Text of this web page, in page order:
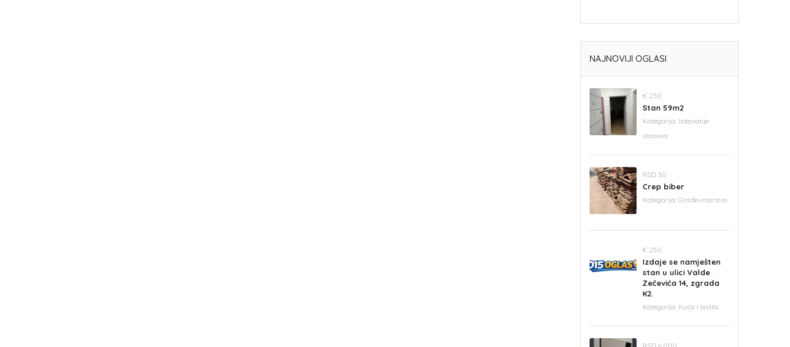
NAJNOVIJI OGLASI
€ 250
Stan 59m2
Kategorija: Izdavanje
stanova
RSD 30
Crep biber
Kategorija: Građevinarstvo
€ 250
Izdaje se namješten
stan u ulici Valde
Zečevića 14, zgrada
K2.
Kategorija: Kuća i bašta